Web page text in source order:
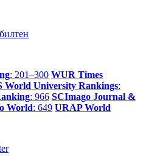
: 201–300 WUR Times
World University Rankings:
: 966 SCImago Journal &
World: 649 URAP World